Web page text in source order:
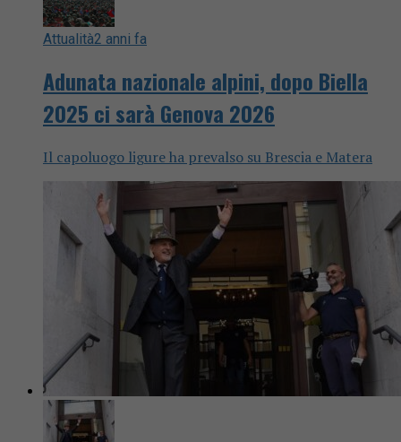
Attualità2 anni fa
Adunata nazionale alpini, dopo Biella
2025 ci sarà Genova 2026
Il capoluogo ligure ha prevalso su Brescia e Matera